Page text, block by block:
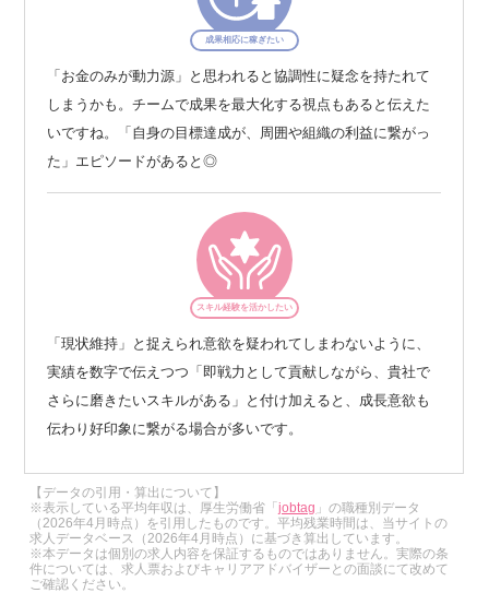
成果相応に稼ぎたい
「お金のみが動力源」と思われると協調性に疑念を持たれて
しまうかも。チームで成果を最大化する視点もあると伝えた
いですね。「自身の目標達成が、周囲や組織の利益に繋がっ
た」エピソードがあると◎
スキル経験を活かしたい
「現状維持」と捉えられ意欲を疑われてしまわないように、
実績を数字で伝えつつ「即戦力として貢献しながら、貴社で
さらに磨きたいスキルがある」と付け加えると、成長意欲も
伝わり好印象に繋がる場合が多いです。
【データの引用・算出について】
※表示している平均年収は、厚生労働省「jobtag 」の職種別データ
（2026年4月時点）を引用したものです。平均残業時間は、当サイトの
求人データベース（2026年4月時点）に基づき算出しています。
※本データは個別の求人内容を保証するものではありません。実際の条
件については、求人票およびキャリアアドバイザーとの面談にて改めて
ご確認ください。